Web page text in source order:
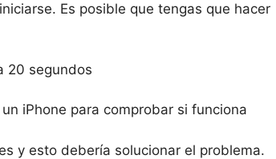
Es posible que tengas que hacer
20 segundos
iPhone para comprobar si funciona
y esto debería solucionar el problema.